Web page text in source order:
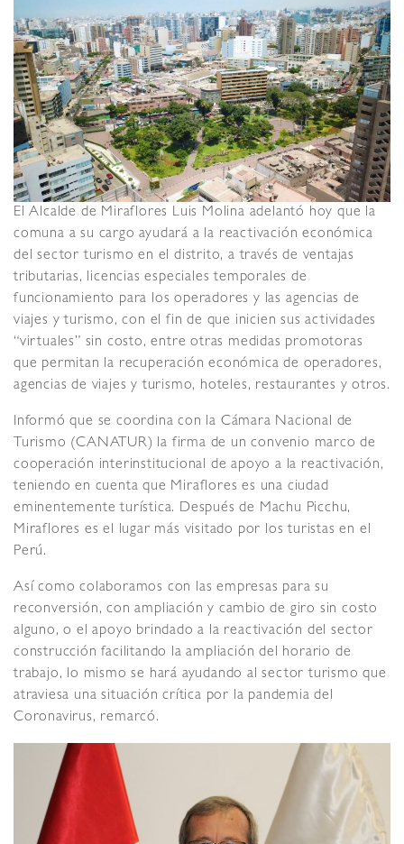
El Alcalde de Miraflores Luis Molina adelantó hoy que la
comuna a su cargo ayudará a la reactivación económica
del sector turismo en el distrito, a través de ventajas
tributarias, licencias especiales temporales de
funcionamiento para los operadores y las agencias de
viajes y turismo, con el fin de que inicien sus actividades
“virtuales” sin costo, entre otras medidas promotoras
que permitan la recuperación económica de operadores,
agencias de viajes y turismo, hoteles, restaurantes y otros.
Informó que se coordina con la Cámara Nacional de
Turismo (CANATUR) la firma de un convenio marco de
cooperación interinstitucional de apoyo a la reactivación,
teniendo en cuenta que Miraflores es una ciudad
eminentemente turística. Después de Machu Picchu,
Miraflores es el lugar más visitado por los turistas en el
Perú.
Así como colaboramos con las empresas para su
reconversión, con ampliación y cambio de giro sin costo
alguno, o el apoyo brindado a la reactivación del sector
construcción facilitando la ampliación del horario de
trabajo, lo mismo se hará ayudando al sector turismo que
atraviesa una situación crítica por la pandemia del
Coronavirus, remarcó.